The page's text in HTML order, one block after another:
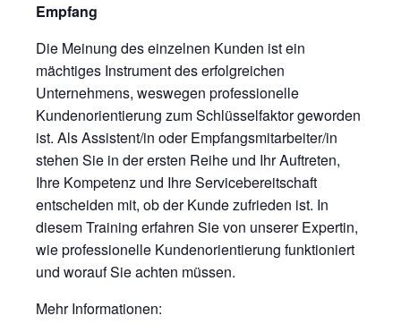
Empfang
Die Meinung des einzelnen Kunden ist ein
mächtiges Instrument des erfolgreichen
Unternehmens, weswegen professionelle
Kundenorientierung zum Schlüsselfaktor geworden
ist. Als Assistent/in oder Empfangsmitarbeiter/in
stehen Sie in der ersten Reihe und Ihr Auftreten,
Ihre Kompetenz und Ihre Servicebereitschaft
entscheiden mit, ob der Kunde zufrieden ist. In
diesem Training erfahren Sie von unserer Expertin,
wie professionelle Kundenorientierung funktioniert
und worauf Sie achten müssen.
Mehr Informationen: